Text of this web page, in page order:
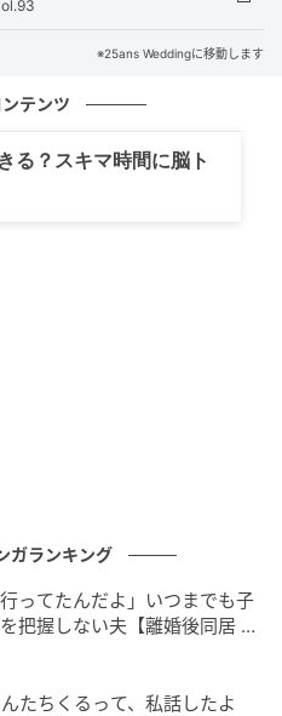
※25ans Weddingに移動します
テンツ
る？スキマ時間に脳ト
ガランキング
行ってたんだよ」いつまでも子
把握しない夫【離婚後同居 Vo
たちくるって、私話したよ